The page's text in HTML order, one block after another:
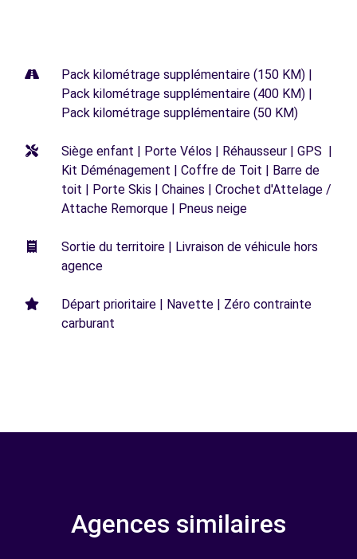
Pack kilométrage supplémentaire (150 KM) |
Pack kilométrage supplémentaire (400 KM) |
Pack kilométrage supplémentaire (50 KM)
Siège enfant | Porte Vélos | Réhausseur | GPS |
Kit Déménagement | Coffre de Toit | Barre de
toit | Porte Skis | Chaines | Crochet d'Attelage /
Attache Remorque | Pneus neige
Sortie du territoire | Livraison de véhicule hors
agence
Départ prioritaire | Navette | Zéro contrainte
carburant
Agences similaires